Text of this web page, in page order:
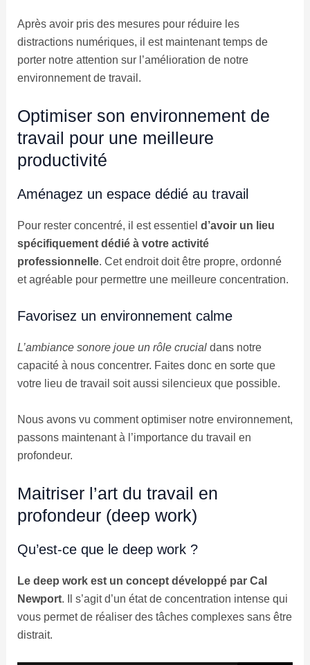
Après avoir pris des mesures pour réduire les
distractions numériques, il est maintenant temps de
porter notre attention sur l’amélioration de notre
environnement de travail.
Optimiser son environnement de
travail pour une meilleure
productivité
Aménagez un espace dédié au travail
Pour rester concentré, il est essentiel d’avoir un lieu
spécifiquement dédié à votre activité
professionnelle. Cet endroit doit être propre, ordonné
et agréable pour permettre une meilleure concentration.
Favorisez un environnement calme
L’ambiance sonore joue un rôle crucialdans notre
capacité à nous concentrer. Faites donc en sorte que
votre lieu de travail soit aussi silencieux que possible.
Nous avons vu comment optimiser notre environnement,
passons maintenant à l’importance du travail en
profondeur.
Maitriser l’art du travail en
profondeur (deep work)
Qu’est-ce que le deep work ?
Le deep work est un concept développé par Cal
Newport. Il s’agit d’un état de concentration intense qui
vous permet de réaliser des tâches complexes sans être
distrait.